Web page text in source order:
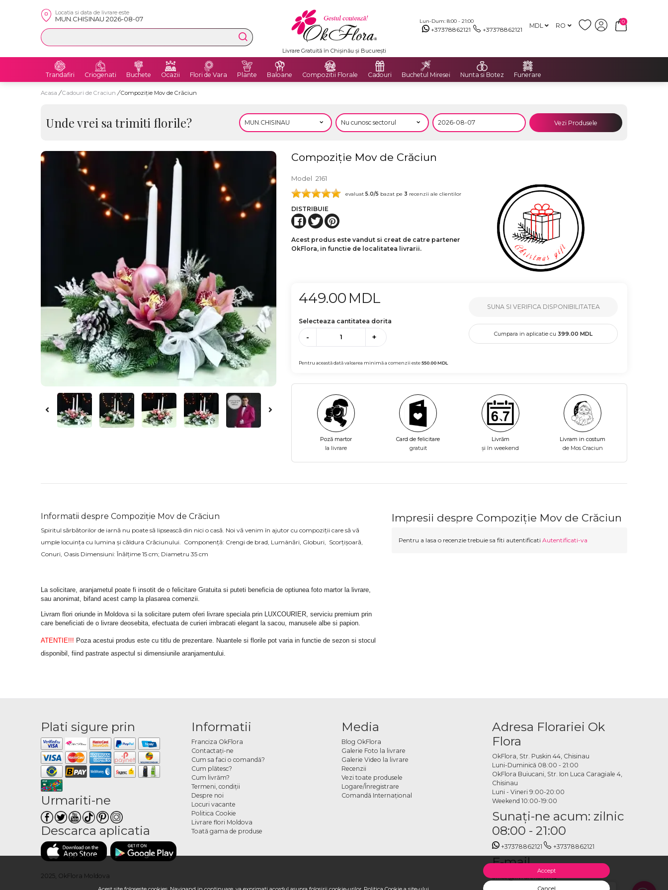
Accept
Cancel
Locatia si data de livrare este
MUN.CHISINAU 2026-08-07 Lun-Dum: 8:00 - 21:00
+37378862121 +37378862121 MDL RO
0
Livrare Gratuită în Chișinău și București
Trandafiri Criogenati Buchete Ocazii Flori de Vara Plante Baloane Compozitii Florale Cadouri Buchetul Miresei Nunta si Botez Funerare
Acasa / Cadouri de Craciun / Compoziție Mov de Crăciun
Unde vrei sa trimiti florile? Vezi Produsele
Compoziție Mov de Crăciun
Model 2161
evaluat5.0/5 bazat pe 3 recenzii ale clientilor
DISTRIBUIE
Acest produs este vandut si creat de catre partener
OkFlora, in functie de localitatea livrarii.
449.00 MDL
Selecteaza cantitatea dorita
- +
Pentru această dată valoarea minimă a comenzii este550.00MDL
SUNA SI VERIFICA DISPONIBILITATEA
Cumpara in aplicatie cu 399.00 MDL
Poză martor
la livrare
Card de felicitare
gratuit
Livrăm
și în weekend
Livram in costum
de Mos Craciun
Informatii despre Compoziție Mov de Crăciun
Spiritul sărbătorilor de iarnă nu poate să lipsească din nici o casă. Noi vă venim în ajutor cu compoziții care să vă
umple locuința cu lumina și căldura Crăciunului. Componență: Crengi de brad, Lumânări, Globuri, Scorțișoară,
Conuri, Oasis Dimensiuni: Înălțime 15 cm; Diametru 35 cm
La solicitare, aranjametul poate fi insotit de o felicitare Gratuita si puteti beneficia de optiunea foto martor la livrare,
sau anonimat, bifand acest camp la plasarea comenzii.
Livram flori oriunde in Moldova si la solicitare putem oferi livrare speciala prin LUXCOURIER, serviciu premium prin
care beneficiati de o livrare deosebita, efectuata de curieri imbracati elegant la sacou, manusele albe si papion.
ATENTIE!!! Poza acestui produs este cu titlu de prezentare. Nuantele si florile pot varia in functie de sezon si stocul
disponibil, fiind pastrate aspectul si dimensiunile aranjamentului.
Impresii despre Compoziție Mov de Crăciun
Pentru a lasa o recenzie trebuie sa fiti autentificati Autentificati-va
Plati sigure prin
Urmariti-ne
Descarca aplicatia
2025, OkFlora Moldova
Informatii
Franciza OkFlora
Contactaţi-ne
Cum sa faci o comandă?
Cum plătesc?
Cum livrăm?
Termeni, condiţii
Despre noi
Locuri vacante
Politica Cookie
Livrare flori Moldova
Toată gama de produse
Media
Blog OkFlora
Galerie Foto la livrare
Galerie Video la livrare
Recenzii
Vezi toate produsele
Logare/Înregistrare
Comandă Internațional
Adresa Florariei Ok
Flora
OkFlora, Str. Puskin 44, Chisinau
Luni-Duminică 08:00 - 21:00
OkFlora Buiucani, Str. Ion Luca Caragiale 4,
Chisinau
Luni - Vineri 9:00-20:00
Weekend 10:00-19:00
Sunaţi-ne acum: zilnic
08:00 - 21:00
+37378862121 +37378862121
E-mail
office@livrareflori.md